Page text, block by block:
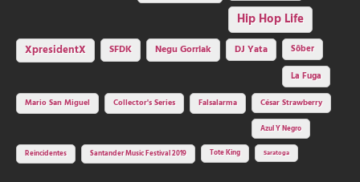
Hip Hop Life
XpresidentX SFDK Negu Gorriak DJ Yata
Sôber
La Fuga
Mario San Miguel
Collector's Series Falsalarma César Strawberry
Azul Y Negro
Reincidentes Santander Music Festival 2019 Tote King Saratoga